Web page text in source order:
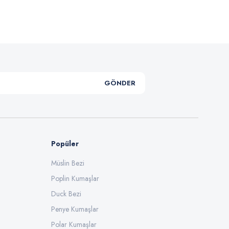
GÖNDER
Popüler
Müslin Bezi
Poplin Kumaşlar
Duck Bezi
Penye Kumaşlar
Polar Kumaşlar